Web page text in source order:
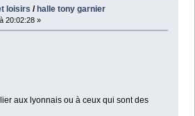
loisirs /halle tony garnier
20:02:28 »
aux lyonnais ou à ceux qui sont des